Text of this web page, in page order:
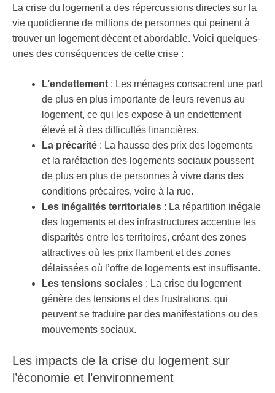
La crise du logement a des répercussions directes sur la
vie quotidienne de millions de personnes qui peinent à
trouver un logement décent et abordable. Voici quelques-
unes des conséquences de cette crise :
L’endettement : Les ménages consacrent une part
de plus en plus importante de leurs revenus au
logement, ce qui les expose à un endettement
élevé et à des difficultés financières.
La précarité : La hausse des prix des logements
et la raréfaction des logements sociaux poussent
de plus en plus de personnes à vivre dans des
conditions précaires, voire à la rue.
Les inégalités territoriales : La répartition inégale
des logements et des infrastructures accentue les
disparités entre les territoires, créant des zones
attractives où les prix flambent et des zones
délaissées où l’offre de logements est insuffisante.
Les tensions sociales : La crise du logement
génère des tensions et des frustrations, qui
peuvent se traduire par des manifestations ou des
mouvements sociaux.
Les impacts de la crise du logement sur
l’économie et l’environnement